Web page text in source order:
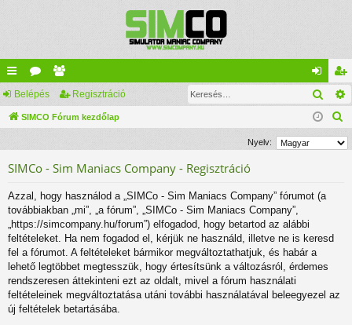
yo
rs
ke
ór
u
ok
ag
lis
el
ép
eg
is
ztr
Belépés Regisztráció
SIMCO Fórum kezdőlap
r
Nyelv:
SIMCo - Sim Maniacs Company - Regisztráció
Azzal, hogy használod a „SIMCo - Sim Maniacs Company” fórumot (a
továbbiakban „mi”, „a fórum”, „SIMCo - Sim Maniacs Company”,
„https://simcompany.hu/forum”) elfogadod, hogy betartod az alábbi
feltételeket. Ha nem fogadod el, kérjük ne használd, illetve ne is keresd
fel a fórumot. A feltételeket bármikor megváltoztathatjuk, és habár a
lehető legtöbbet megtesszük, hogy értesítsünk a változásról, érdemes
rendszeresen áttekinteni ezt az oldalt, mivel a fórum használati
feltételeinek megváltoztatása utáni további használatával beleegyezel az
új feltételek betartásába.